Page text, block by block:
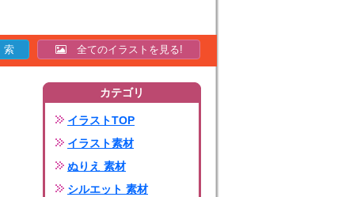
全てのイラストを見る!
カテゴリ
イラストTOP
イラスト素材
ぬりえ 素材
シルエット 素材